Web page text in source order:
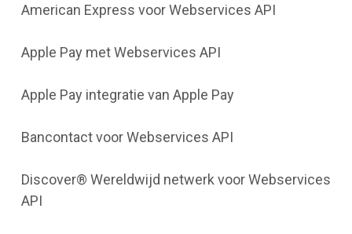
American Express voor Webservices API
Apple Pay met Webservices API
Apple Pay integratie van Apple Pay
Bancontact voor Webservices API
Discover® Wereldwijd netwerk voor Webservices
API